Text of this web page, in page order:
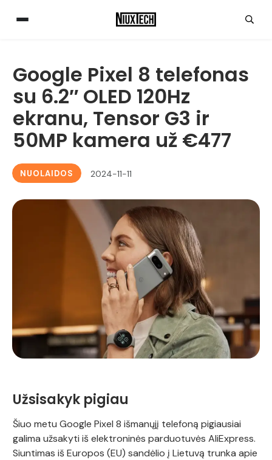
Google Pixel 8 telefonas
su 6.2″ OLED 120Hz
ekranu, Tensor G3 ir
50MP kamera už €477
NUOLAIDOS 2024-11-11
Užsisakyk pigiau
Šiuo metu Google Pixel 8 išmanųjį telefoną pigiausiai
galima užsakyti iš elektroninės parduotuvės AliExpress.
Siuntimas iš Europos (EU) sandėlio į Lietuvą trunka apie